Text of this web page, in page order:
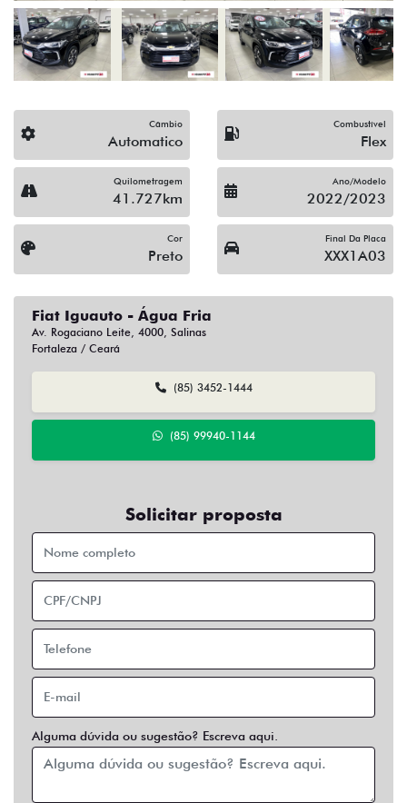
Câmbio
Automatico
Combustível
Flex
Quilometragem
41.727km
Ano/Modelo
2022/2023
Cor
Preto
Final Da Placa
XXX1A03
Fiat Iguauto - Água Fria
Av. Rogaciano Leite, 4000, Salinas
Fortaleza / Ceará
(85) 3452-1444
(85) 99940-1144
Solicitar proposta
Alguma dúvida ou sugestão? Escreva aqui.